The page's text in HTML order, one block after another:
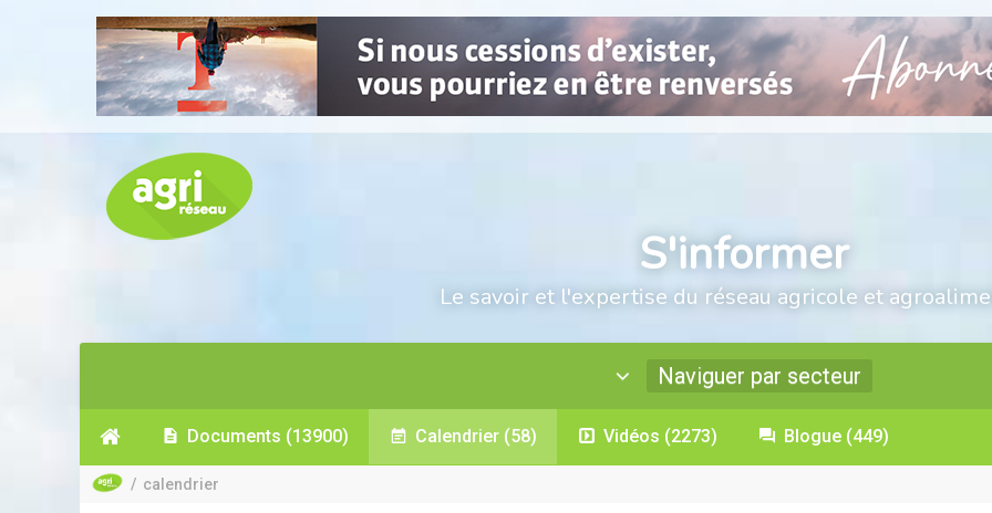
S'informer
Le savoir et l'expertise du réseau agricole et
Naviguer par secteur
Documents (13900) Calendrier (58) Vidéos (2273) Blogue (449)
/ calendrier